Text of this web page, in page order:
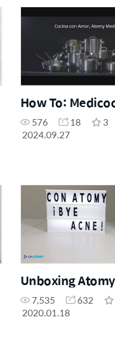
How To:
576 18
3
2024.09.27
Unboxing
7,535 632
2020.01.18